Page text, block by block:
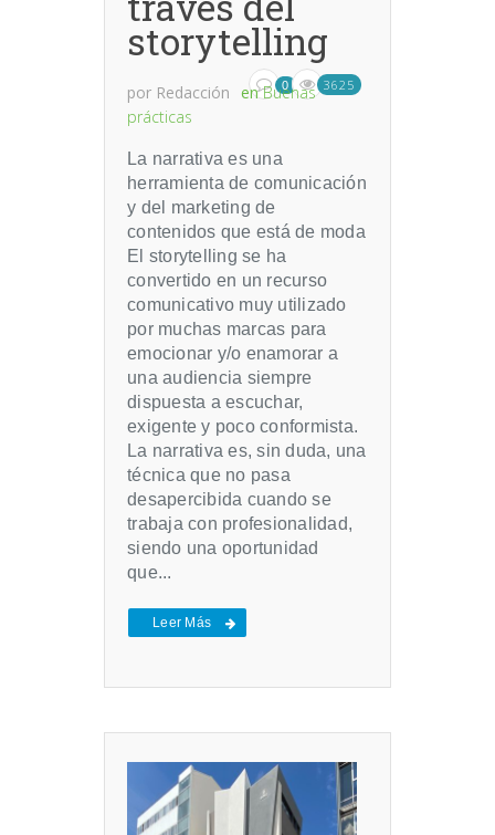
storytelling
por Redacción en Buenas
prácticas
0 3625
La narrativa es una
herramienta de comunicación
y del marketing de
contenidos que está de moda
El storytelling se ha
convertido en un recurso
comunicativo muy utilizado
por muchas marcas para
emocionar y/o enamorar a
una audiencia siempre
dispuesta a escuchar,
exigente y poco conformista.
La narrativa es, sin duda, una
técnica que no pasa
desapercibida cuando se
trabaja con profesionalidad,
siendo una oportunidad
que...
Leer Más